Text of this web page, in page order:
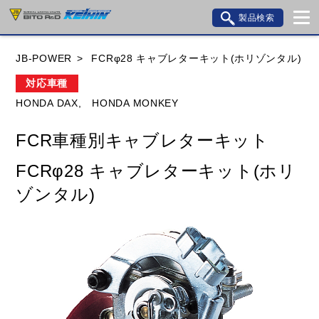
製品検索
HUSQVANA
閉じる
JB-POWER FCRφ28 キャブレターキット(ホリゾンタル)
対応車種
HONDA DAX,
HONDA MONKEY
FCR車種別キャブレターキット
FCRφ28 キャブレターキット(ホリ
ゾンタル)